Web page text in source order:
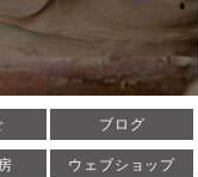
山窯 かぶ
山県倉敷市
ブログ
ウェブショップ